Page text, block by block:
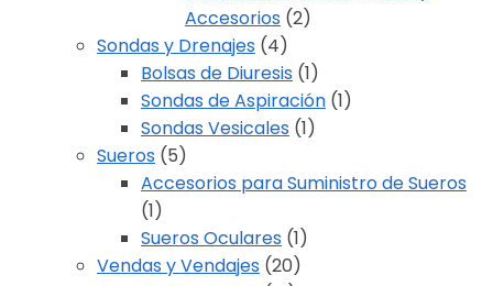
Accesorios (2)
Sondas y Drenajes (4)
Bolsas de Diuresis (1)
Sondas de Aspiración (1)
Sondas Vesicales (1)
Sueros (5)
Accesorios para Suministro de Sueros
(1)
Sueros Oculares (1)
Vendas y Vendajes (20)